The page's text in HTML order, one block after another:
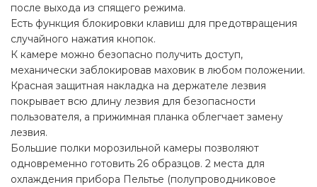
после выхода из спящего режима.
Есть функция блокировки клавиш для предотвращения
случайного нажатия кнопок.
К камере можно безопасно получить доступ,
механически заблокировав маховик в любом положении.
Красная защитная накладка на держателе лезвия
покрывает всю длину лезвия для безопасности
пользователя, а прижимная планка облегчает замену
лезвия.
Большие полки морозильной камеры позволяют
одновременно готовить 26 образцов. 2 места для
охлаждения прибора Пельтье (полупроводниковое